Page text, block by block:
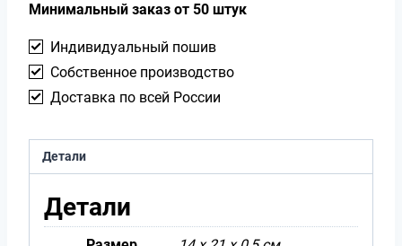
Минимальный заказ от 50 штук
Индивидуальный пошив
Собственное производство
Доставка по всей России
Детали
Детали